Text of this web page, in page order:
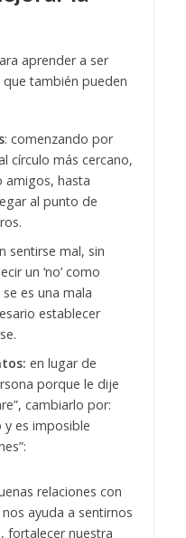
aprender a ser
también pueden
: comenzando por
círculo más cercano,
amigos, hasta
al punto de
sentirse mal, sin
un ‘no’ como
es una mala
establecer
en lugar de
porque le dije
cambiarlo por:
y es imposible
relaciones con
ayuda a sentirnos
fortalecer nuestra